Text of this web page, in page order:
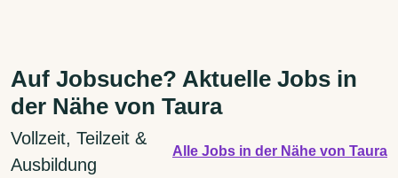
Auf Jobsuche? Aktuelle Jobs in
der Nähe von Taura
Vollzeit, Teilzeit &
Ausbildung
Alle Jobs in der Nähe von Taura